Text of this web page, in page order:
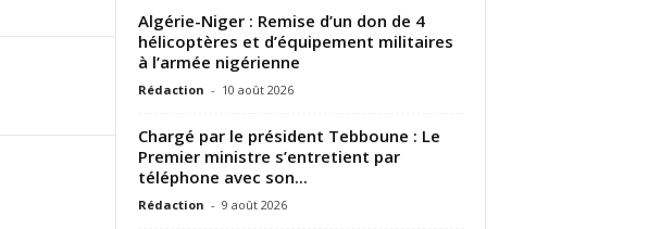
Algérie-Niger : Remise d’un don de 4
hélicoptères et d’équipement militaires
à l’armée nigérienne
Rédaction - 10 août 2026
Chargé par le président Tebboune : Le
Premier ministre s’entretient par
téléphone avec son...
Rédaction - 9 août 2026